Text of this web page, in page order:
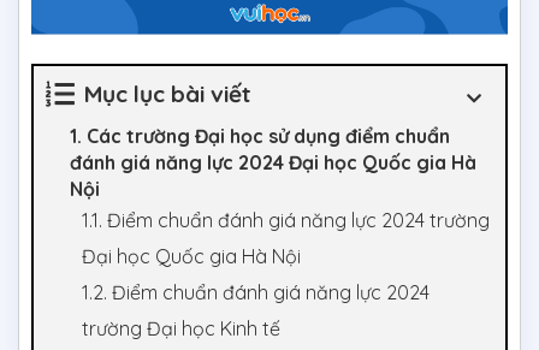
Mục lục bài viết
1. Các trường Đại học sử dụng điểm chuẩn
đánh giá năng lực 2024 Đại học Quốc gia Hà
Nội
1.1. Điểm chuẩn đánh giá năng lực 2024 trường
Đại học Quốc gia Hà Nội
1.2. Điểm chuẩn đánh giá năng lực 2024
trường Đại học Kinh tế